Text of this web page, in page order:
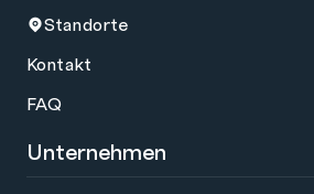
Standorte
Kontakt
FAQ
Unternehmen